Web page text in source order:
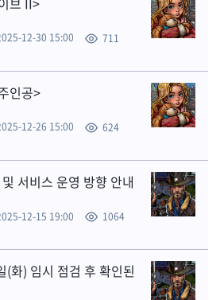
12-30 15:00
711
인공>
12-26 15:00
624
서비스 운영 방향 안내
12-15 19:00
1064
화) 임시 점검 후 확인된